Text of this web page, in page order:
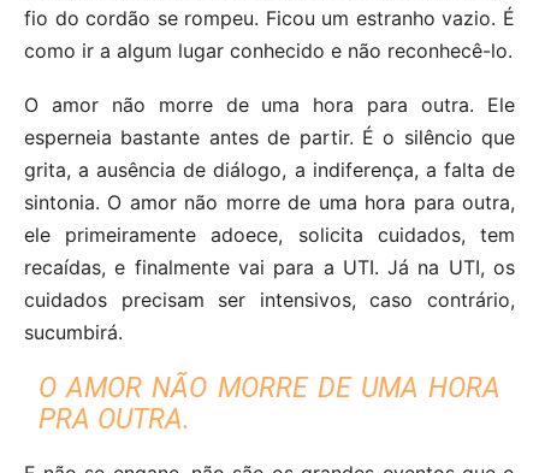
fio do cordão se rompeu. Ficou um estranho vazio. É
como ir a algum lugar conhecido e não reconhecê-lo.
O amor não morre de uma hora para outra. Ele
esperneia bastante antes de partir. É o silêncio que
grita, a ausência de diálogo, a indiferença, a falta de
sintonia. O amor não morre de uma hora para outra,
ele primeiramente adoece, solicita cuidados, tem
recaídas, e finalmente vai para a UTI. Já na UTI, os
cuidados precisam ser intensivos, caso contrário,
sucumbirá.
O AMOR NÃO MORRE DE UMA HORA
PRA OUTRA.